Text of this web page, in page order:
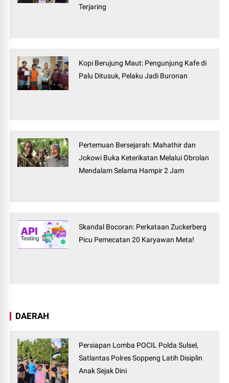
Terjaring
Kopi Berujung Maut: Pengunjung Kafe di
Palu Ditusuk, Pelaku Jadi Buronan
Pertemuan Bersejarah: Mahathir dan
Jokowi Buka Keterikatan Melalui Obrolan
Mendalam Selama Hampir 2 Jam
Skandal Bocoran: Perkataan Zuckerberg
Picu Pemecatan 20 Karyawan Meta!
DAERAH
Persiapan Lomba POCIL Polda Sulsel,
Satlantas Polres Soppeng Latih Disiplin
Anak Sejak Dini